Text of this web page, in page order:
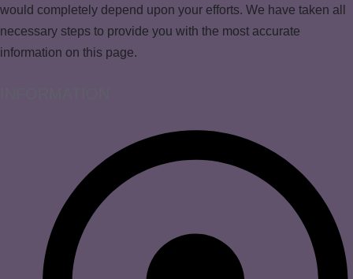
would completely depend upon your efforts. We have taken all
necessary steps to provide you with the most accurate
information on this page.